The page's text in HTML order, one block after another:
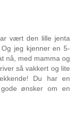
vært den lille jenta
jeg kjenner en 5-
nå, med mamma og
så vakkert og lite
Du har en
ønsker om en